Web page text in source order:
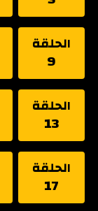
الحلقة
9
الحلقة
13
الحلقة
17